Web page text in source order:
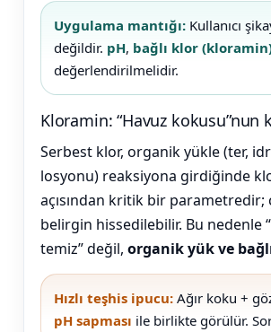
Temizleyici
Havuz Kış
Kalsiyum
Pool Havuz Kimyasalları
Havuz Duş Sistemleri
Chasing Poolmate Havuz Robotu
Parça Sarf Malzemeleri
Uygulama mantığı: Kullanıcı
değildir. pH, bağlı klor
değerlendirilmelidir.
Kloramin: “Havuz kokusu”nun
Serbest klor, organik yükle (ter,
losyonu) reaksiyona girdiğinde
açısından kritik bir
belirgin hissedilebilir. Bu nedenle
temiz” değil, organik yük ve
Hızlı teşhis ipucu: Ağır koku +
pH sapması ile birlikte görülür.